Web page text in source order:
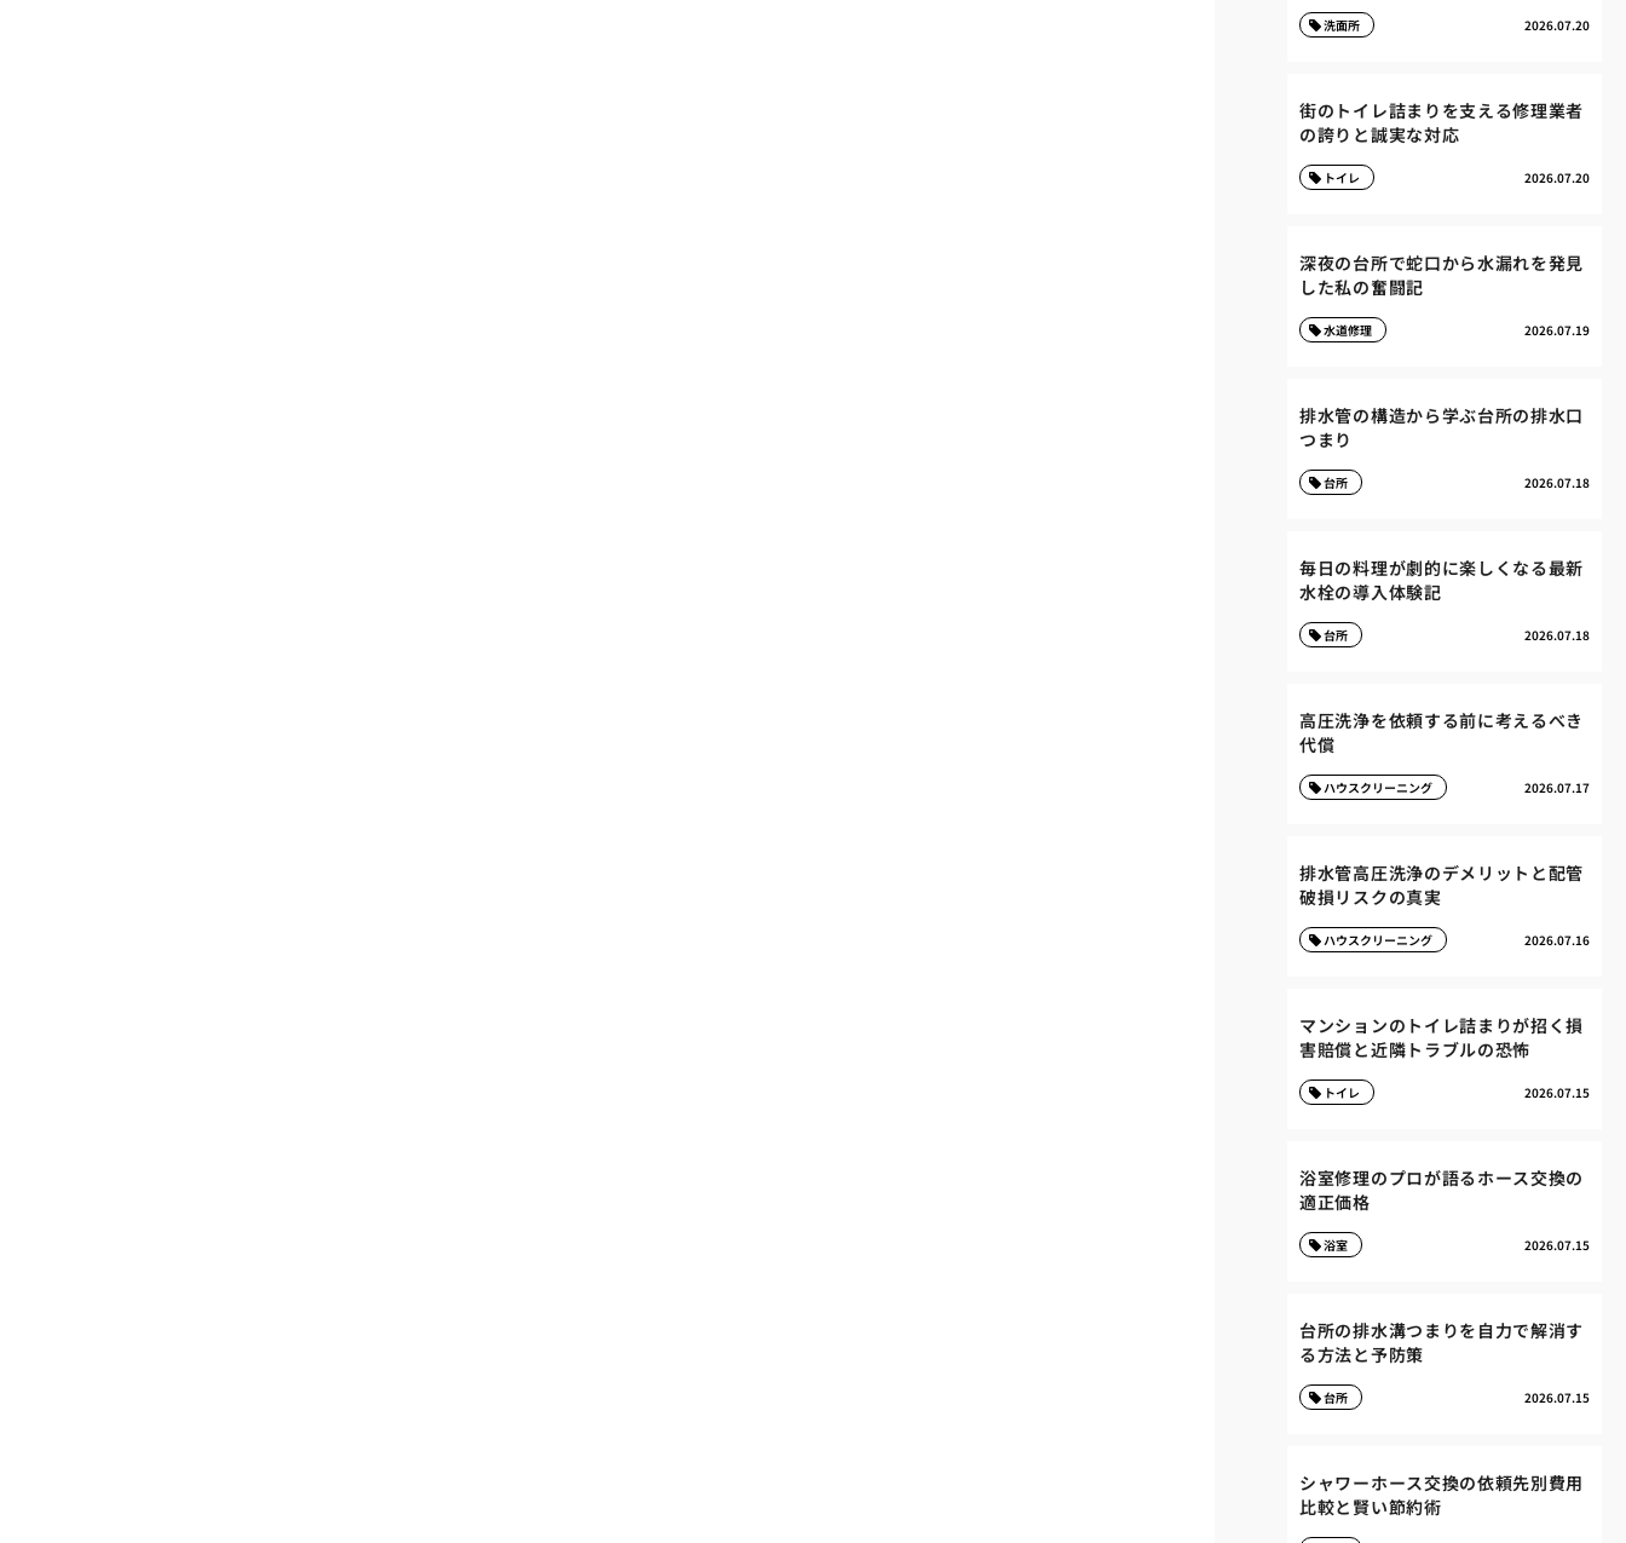
2026.07.20
洗面所
街のトイレ詰まりを支える修理業者
の誇りと誠実な対応
2026.07.20
トイレ
深夜の台所で蛇口から水漏れを発見
した私の奮闘記
2026.07.19
水道修理
排水管の構造から学ぶ台所の排水口
つまり
2026.07.18
台所
毎日の料理が劇的に楽しくなる最新
水栓の導入体験記
2026.07.18
台所
高圧洗浄を依頼する前に考えるべき
代償
2026.07.17
ハウスクリーニング
排水管高圧洗浄のデメリットと配管
破損リスクの真実
2026.07.16
ハウスクリーニング
マンションのトイレ詰まりが招く損
害賠償と近隣トラブルの恐怖
2026.07.15
トイレ
浴室修理のプロが語るホース交換の
適正価格
2026.07.15
浴室
台所の排水溝つまりを自力で解消す
る方法と予防策
2026.07.15
台所
シャワーホース交換の依頼先別費用
比較と賢い節約術